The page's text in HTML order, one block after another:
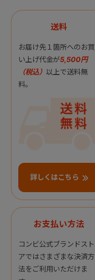
送料
お届け先１箇所へのお買
い上げ代金が5,500円
（税込） 以上で送料無
料。
詳しくはこちら
お支払い方法
コンビ公式ブランドスト
アではさまざまな決済方
法をご利用いただけま